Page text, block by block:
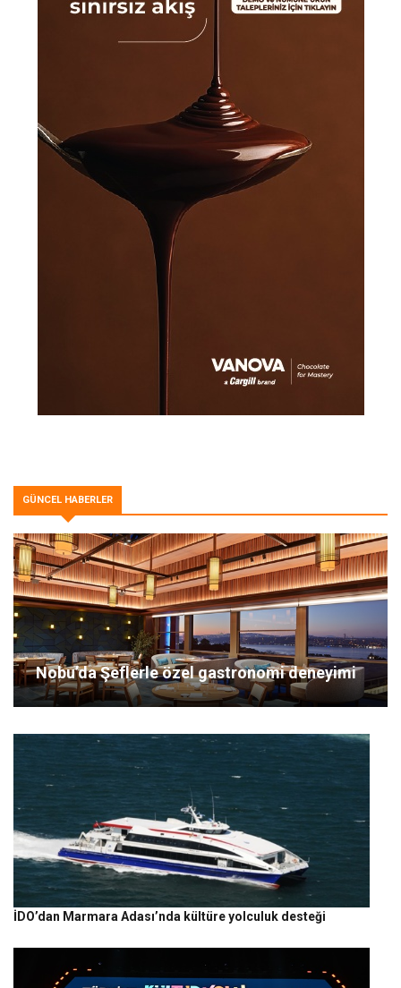
GÜNCEL HABERLER
Nobu’da Şeflerle özel gastronomi deneyimi
İDO’dan Marmara Adası’nda kültüre yolculuk desteği